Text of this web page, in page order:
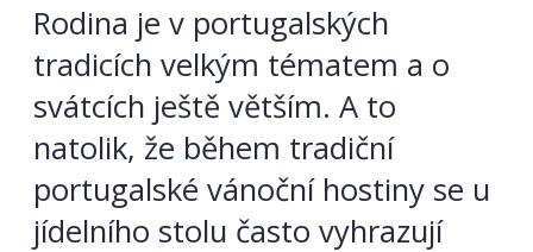
Rodina je v portugalských
tradicích velkým tématem a o
svátcích ještě větším. A to
natolik, že během tradiční
portugalské vánoční hostiny se u
jídelního stolu často vyhrazují